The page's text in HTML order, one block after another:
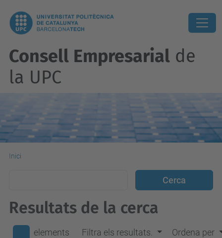
Consell Empresarial de
la UPC
Inici
Resultats de la cerca
elements
Filtra els resultats. Ordena per